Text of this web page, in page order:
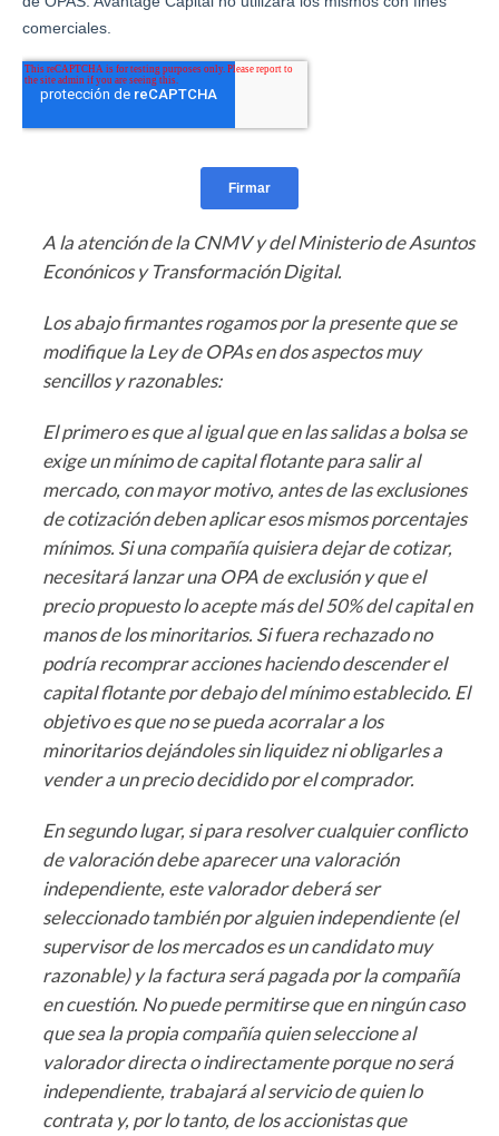
A la atención de la CNMV y del Ministerio de Asuntos
Econónicos y Transformación Digital.
Los abajo firmantes rogamos por la presente que se
modifique la Ley de OPAs en dos aspectos muy
sencillos y razonables:
El primero es que al igual que en las salidas a bolsa se
exige un mínimo de capital flotante para salir al
mercado, con mayor motivo, antes de las exclusiones
de cotización deben aplicar esos mismos porcentajes
mínimos. Si una compañía quisiera dejar de cotizar,
necesitará lanzar una OPA de exclusión y que el
precio propuesto lo acepte más del 50% del capital en
manos de los minoritarios. Si fuera rechazado no
podría recomprar acciones haciendo descender el
capital flotante por debajo del mínimo establecido. El
objetivo es que no se pueda acorralar a los
minoritarios dejándoles sin liquidez ni obligarles a
vender a un precio decidido por el comprador.
En segundo lugar, si para resolver cualquier conflicto
de valoración debe aparecer una valoración
independiente, este valorador deberá ser
seleccionado también por alguien independiente (el
supervisor de los mercados es un candidato muy
razonable) y la factura será pagada por la compañía
en cuestión. No puede permitirse que en ningún caso
que sea la propia compañía quien seleccione al
valorador directa o indirectamente porque no será
independiente, trabajará al servicio de quien lo
contrata y, por lo tanto, de los accionistas que